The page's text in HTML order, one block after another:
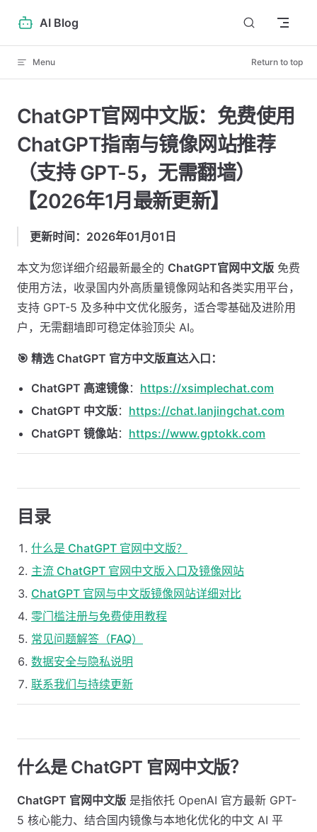
Skip to content
AI Blog
Menu Return to top
ChatGPT官网中文版：免费使用
ChatGPT指南与镜像网站推荐
（支持 GPT-5，无需翻墙）
【2026年1月最新更新】
更新时间：2026年01月01日
本文为您详细介绍最新最全的 ChatGPT官网中文版 免费
使用方法，收录国内外高质量镜像网站和各类实用平台，
支持 GPT-5 及多种中文优化服务，适合零基础及进阶用
户，无需翻墙即可稳定体验顶尖 AI。
🎯 精选 ChatGPT 官方中文版直达入口：
ChatGPT 高速镜像： https://xsimplechat.com
ChatGPT 中文版： https://chat.lanjingchat.com
ChatGPT 镜像站： https://www.gptokk.com
目录
什么是 ChatGPT 官网中文版？
主流 ChatGPT 官网中文版入口及镜像网站
ChatGPT 官网与中文版镜像网站详细对比
零门槛注册与免费使用教程
常见问题解答（FAQ）
数据安全与隐私说明
联系我们与持续更新
什么是 ChatGPT 官网中文版？
ChatGPT 官网中文版 是指依托 OpenAI 官方最新 GPT-
5 核心能力、结合国内镜像与本地化优化的中文 AI 平